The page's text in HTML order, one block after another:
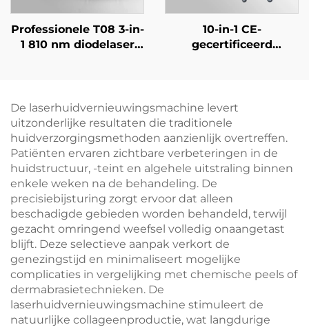
Professionele T08 3-in-
1 810 nm diodelaser
voor gezicht, lichaam
en
schoonheidssalonapparatuur,
aanpasbaar op 755,
808 en 1064 nm
10-in-1 CE-
gecertificeerd
zuurstofinjector +
warm/koud hamertje
voor de huid
De laserhuidvernieuwingsmachine levert
uitzonderlijke resultaten die traditionele
huidverzorgingsmethoden aanzienlijk overtreffen.
Patiënten ervaren zichtbare verbeteringen in de
huidstructuur, -teint en algehele uitstraling binnen
enkele weken na de behandeling. De
precisiebijsturing zorgt ervoor dat alleen
beschadigde gebieden worden behandeld, terwijl
gezacht omringend weefsel volledig onaangetast
blijft. Deze selectieve aanpak verkort de
genezingstijd en minimaliseert mogelijke
complicaties in vergelijking met chemische peels of
dermabrasietechnieken. De
laserhuidvernieuwingsmachine stimuleert de
natuurlijke collageenproductie, wat langdurige